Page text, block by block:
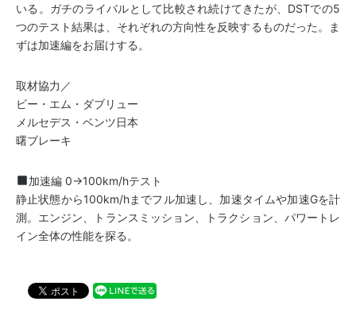
いる。ガチのライバルとして比較され続けてきたが、DSTでの5
つのテスト結果は、それぞれの方向性を反映するものだった。ま
ずは加速編をお届けする。
取材協力／
ビー・エム・ダブリュー
メルセデス・ベンツ日本
曙ブレーキ
加速編 0→100km/hテスト
静止状態から100km/hまでフル加速し、加速タイムや加速Gを計
測。エンジン、トランスミッション、トラクション、パワートレ
イン全体の性能を探る。